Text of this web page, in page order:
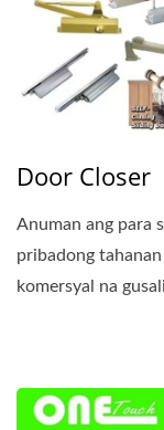
Door Closer
Anuman ang para
pribadong tahanan
komersyal na